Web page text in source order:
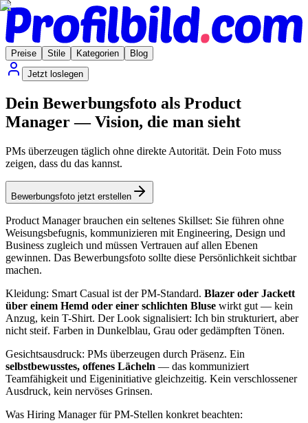
Preise Stile Kategorien
Blog
Jetzt loslegen
Dein Bewerbungsfoto als Product
Manager — Vision, die man sieht
PMs überzeugen täglich ohne direkte Autorität. Dein Foto muss
zeigen, dass du das kannst.
Bewerbungsfoto jetzt erstellen
Product Manager brauchen ein seltenes Skillset: Sie führen ohne
Weisungsbefugnis, kommunizieren mit Engineering, Design und
Business zugleich und müssen Vertrauen auf allen Ebenen
gewinnen. Das Bewerbungsfoto sollte diese Persönlichkeit sichtbar
machen.
Kleidung: Smart Casual ist der PM-Standard. Blazer oder Jackett
über einem Hemd oder einer schlichten Bluse wirkt gut — kein
Anzug, kein T-Shirt. Der Look signalisiert: Ich bin strukturiert, aber
nicht steif. Farben in Dunkelblau, Grau oder gedämpften Tönen.
Gesichtsausdruck: PMs überzeugen durch Präsenz. Ein
selbstbewusstes, offenes Lächeln — das kommuniziert
Teamfähigkeit und Eigeninitiative gleichzeitig. Kein verschlossener
Ausdruck, kein nervöses Grinsen.
Was Hiring Manager für PM-Stellen konkret beachten: